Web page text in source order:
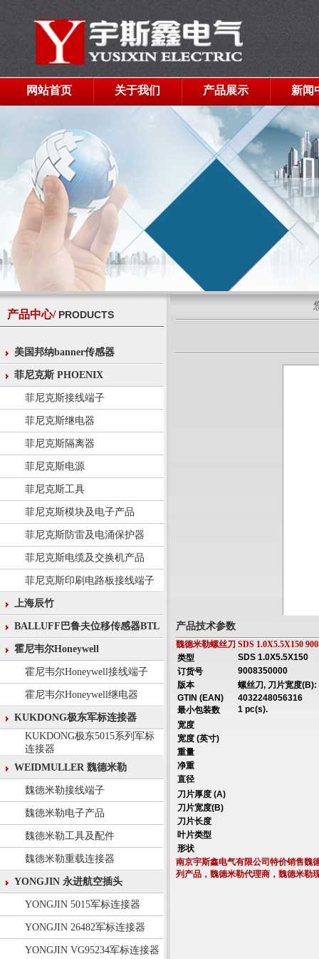
网站首页 关于我们 产品展示 新闻
产品中心/ PRODUCTS
美国邦纳banner传感器
菲尼克斯 PHOENIX
菲尼克斯接线端子
菲尼克斯继电器
菲尼克斯隔离器
菲尼克斯电源
菲尼克斯工具
菲尼克斯模块及电子产品
菲尼克斯防雷及电涌保护器
菲尼克斯电缆及交换机产品
菲尼克斯印刷电路板接线端子
上海辰竹
BALLUFF巴鲁夫位移传感器BTL
霍尼韦尔Honeywell
霍尼韦尔Honeywell接线端子
霍尼韦尔Honeywell继电器
KUKDONG极东军标连接器
KUKDONG极东5015系列军标
连接器
WEIDMULLER 魏德米勒
魏德米勒接线端子
魏德米勒电子产品
魏德米勒工具及配件
魏德米勒重载连接器
YONGJIN 永进航空插头
YONGJIN 5015军标连接器
YONGJIN 26482军标连接器
YONGJIN VG95234军标连接器
产品技术参数
魏德米勒螺丝刀 SDS 1.0X5.5X150
类型
SDS 1.0X5.5X150
订货号
9008350000
版本
螺丝刀, 刀片宽度
GTIN (EAN)
4032248056316
最小包装数
1 pc(s).
宽度
宽度 (英寸)
重量
净重
直径
刀片厚度 (A)
刀片宽度(B)
刀片长度
叶片类型
形状
南京宇斯鑫电气有限公司特价销售魏
列产品，魏德米勒代理商，魏德米勒